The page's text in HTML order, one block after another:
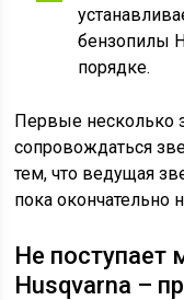
бензопилы
порядке.
Первые несколько
сопровождаться
тем, что ведущая
пока окончательно
Не поступает
Husqvarna –